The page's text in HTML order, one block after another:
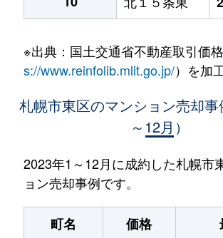
※出典：国土交通省不動産取引価
s://www.reinfolib.mlit.go.jp/）を加
札幌市東区のマンション売却事
～12月）
2023年1～12月に成約した札幌市
ョン売却事例です。
町名 価格